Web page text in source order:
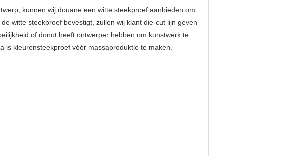
kunnen wij douane een witte steekproef aanbieden om
witte steekproef bevestigt, zullen wij klant die-cut lijn geven
of donot heeft ontwerper hebben om kunstwerk te
kleurensteekproef vóór massaproduktie te maken.